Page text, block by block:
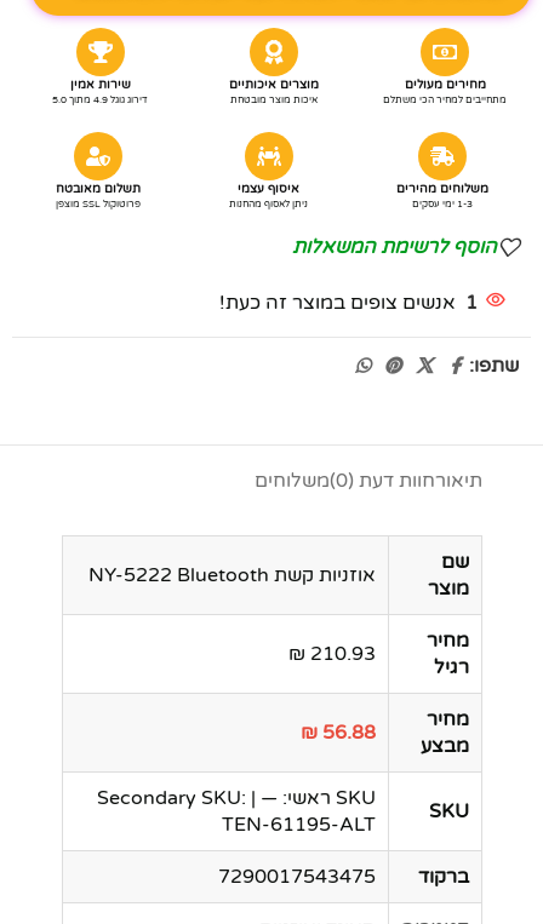
מחירים מעולים
מתחייבים למחיר הכי משתלם
מוצרים איכותיים
איכות מוצר מובטחת
שירות אמין
דירוג גוגל 4.9 מתוך 5.0
משלוחים מהירים
1-3 ימי עסקים
איסוף עצמי
ניתן לאסוף מהחנות
תשלום מאובטח
פרוטוקול SSL מוצפן
הוסף לרשימת המשאלות
1 אנשים צופים במוצר זה כעת!
שתפו:
תיאורחוות דעת (0) משלוחים
שם
מוצר
אוזניות קשת NY-5222 Bluetooth
מחיר
רגיל
210.93 ₪
מחיר
מבצע
56.88 ₪
SKU
SKU ראשי: — | Secondary SKU:
TEN-61195-ALT
ברקוד 7290017543475